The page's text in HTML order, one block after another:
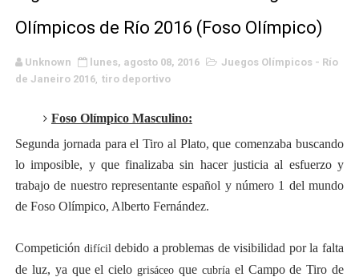
Raquel Rodriguez es la nueva monarca
Athletes Unlimited Softball League 2026 - Las Utah
Mundial de piragüismo slalom 2026 (Oklahoma City,
Tour de Francia masculino 2026 - Tadej Pogacar
Campeonato de Europa de saltos 2026 (París,
Olímpicos de Río 2016 (Foso Olímpico)
Unknown lunes, agosto 08, 2016
Juegos Olímpicos - Río
de Janeiro 2016, tiro deportivo
Foso Olímpico Masculino:
Segunda jornada para el Tiro al Plato, que comenzaba buscando
lo imposible, y que finalizaba sin hacer justicia al esfuerzo y
trabajo de nuestro representante español y número 1 del mundo
de Foso Olímpico, Alberto Fernández.
Competición difícil debido a problemas de visibilidad por la falta
de luz, ya que el cielogrisáceo que cubríael Campo de Tiro de